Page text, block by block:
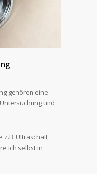
gehören eine
und
Ultraschall,
ich selbst in